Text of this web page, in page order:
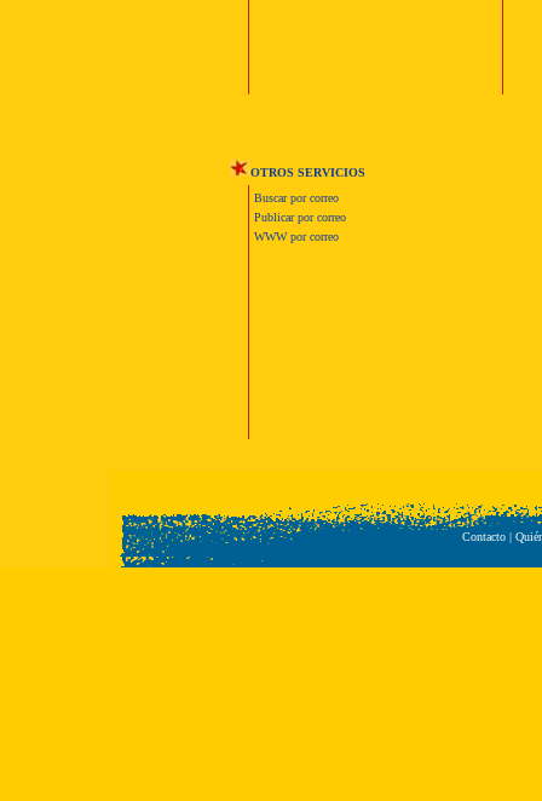
OTROS SERVICIOS
Buscar por correo
Publicar por correo
WWW por correo
Contacto|